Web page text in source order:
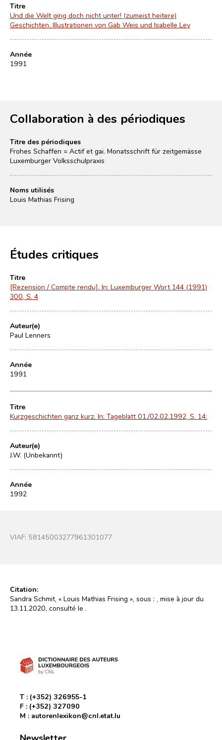
Titre
Und die Welt ging doch nicht unter! (zumeist heitere)
Geschichten. Illustrationen von Gab Weis und Isabelle Ley
Année
1991
Collaboration à des périodiques
Titre des périodiques
Frohes Schaffen = Actif et gai. Monatsschrift für zeitgemässe
Luxemburger Volksschulpraxis
Noms utilisés
Louis Mathias Frising
Études critiques
Titre
[Rezension / Compte rendu]. In: Luxemburger Wort 144 (1991)
300, S. 4
Auteur(e)
Paul Lenners
Année
1991
Titre
Kurzgeschichten ganz kurz. In: Tageblatt 01./02.02.1992, S. 14:
Auteur(e)
J.W. (Unbekannt)
Année
1992
VIAF: 58145003277961301077
Citation:
Sandra Schmit, « Louis Mathias Frising », sous :
, mise à jour du
13.11.2020, consulté le .
T : (+352) 326955-1
F : (+352) 327090
M : autorenlexikon@cnl.etat.lu
Newsletter